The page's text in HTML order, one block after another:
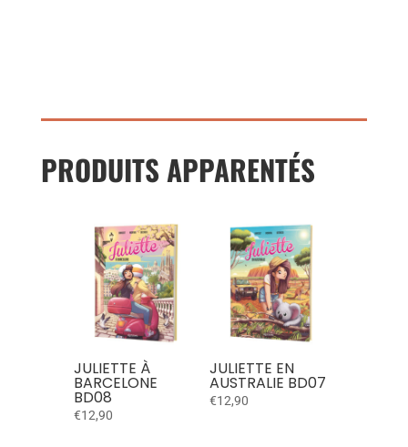
PRODUITS APPARENTÉS
JULIETTE À
BARCELONE
BD08
€12,90
JULIETTE EN
AUSTRALIE BD07
€12,90